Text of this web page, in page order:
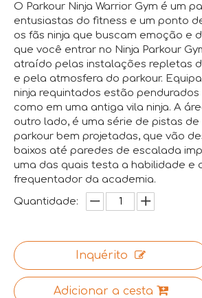
O Parkour Ninja Warrior Gym é um
entusiastas do fitness e um ponto
os fãs ninja que buscam emoção e
que você entrar no Ninja Parkour
atraído pelas instalações repletas
e pela atmosfera do parkour.
ninja requintados estão pendurados
como em uma antiga vila ninja. A
outro lado, é uma série de pistas
parkour bem projetadas, que vão
baixos até paredes de escalada
uma das quais testa a habilidade e
frequentador da academia.
Quantidade:
Inquérito
Adicionar a cesta